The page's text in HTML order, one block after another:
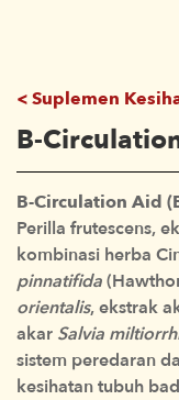
Suplemen
B-
B-Circulation Aid
Perilla frutescens,
kombinasi herba
pinnatifida
orientalis, ekstrak
akar Salvia
sistem peredaran
kesihatan tubuh